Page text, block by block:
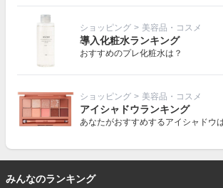
ショッピング > 美容品・コスメ
導入化粧水ランキング
おすすめのプレ化粧水は？
ショッピング > 美容品・コスメ
アイシャドウランキング
あなたがおすすめするアイシャドウ
みんなのランキング